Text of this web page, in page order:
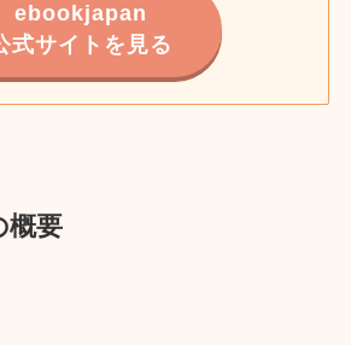
ebookjapan
式サイトを見る
概要